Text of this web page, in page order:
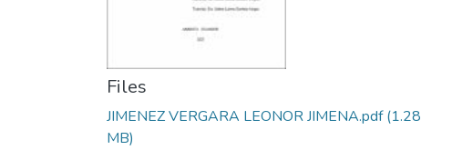
Files
JIMENEZ VERGARA LEONOR JIMENA.pdf(1.28
MB)